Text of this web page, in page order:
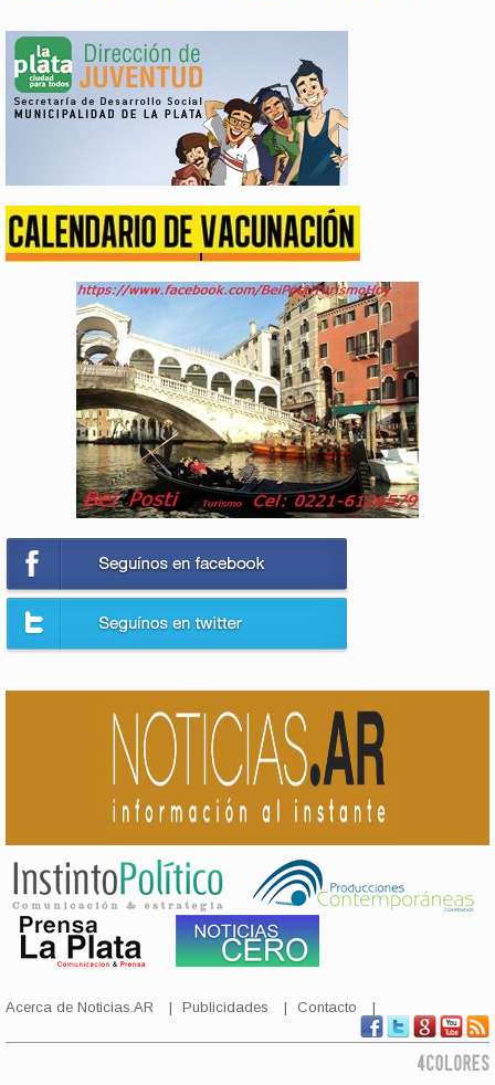
Acerca de Noticias.AR Publicidades Contacto